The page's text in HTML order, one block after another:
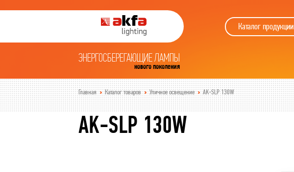
Каталог продукции
ЭНЕРГОСБЕРЕГАЮЩИЕ ЛАМПЫ
нового поколения
Главная Каталог товаров Уличное освещение AK-SLP 130W
AK-SLP 130W